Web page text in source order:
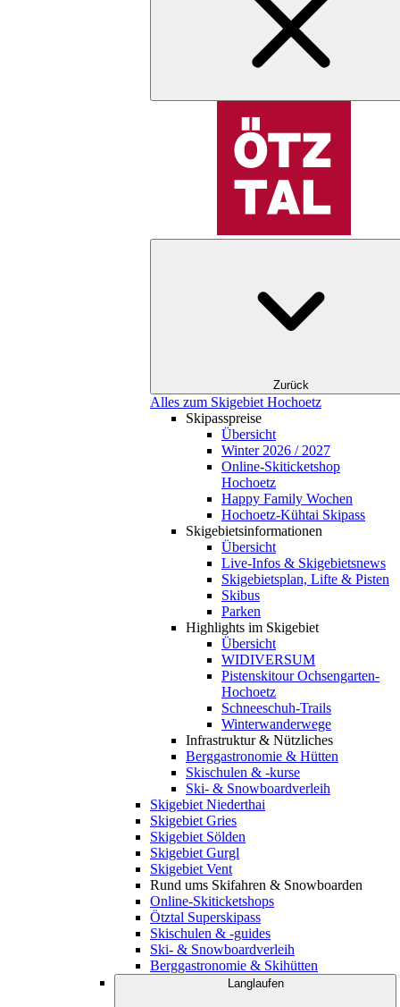
Zurück
Alles zum Skigebiet Hochoetz
Skipasspreise
Übersicht
Winter 2026 / 2027
Online-Skiticketshop
Hochoetz
Happy Family Wochen
Hochoetz-Kühtai Skipass
Skigebietsinformationen
Übersicht
Live-Infos & Skigebietsnews
Skigebietsplan, Lifte & Pisten
Skibus
Parken
Highlights im Skigebiet
Übersicht
WIDIVERSUM
Pistenskitour Ochsengarten-
Hochoetz
Schneeschuh-Trails
Winterwanderwege
Infrastruktur & Nützliches
Berggastronomie & Hütten
Skischulen & -kurse
Ski- & Snowboardverleih
Skigebiet Niederthai
Skigebiet Gries
Skigebiet Sölden
Skigebiet Gurgl
Skigebiet Vent
Rund ums Skifahren & Snowboarden
Online-Skiticketshops
Ötztal Superskipass
Skischulen & -guides
Ski- & Snowboardverleih
Berggastronomie & Skihütten
Langlaufen